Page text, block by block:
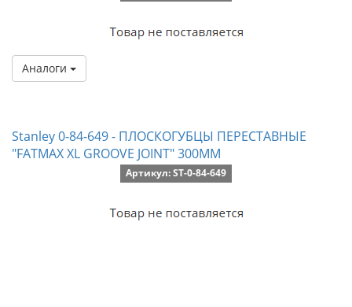
Аналоги
Stanley 0-84-649 - ПЛОСКОГУБЦЫ ПЕРЕСТАВНЫЕ
"FATMAX XL GROOVE JOINT" 300ММ
Артикул: ST-0-84-649